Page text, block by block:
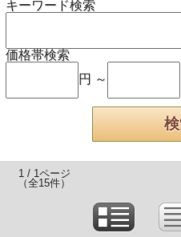
キーワード検索
価格帯検索
円 ～
1 / 1ページ
（全15件）